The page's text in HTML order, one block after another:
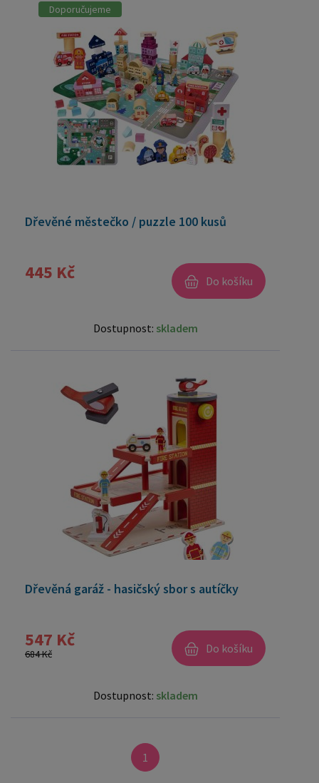
Doporučujeme
Dřevěné městečko / puzzle 100 kusů
445 Kč Do košíku
Dostupnost: skladem
Dřevěná garáž - hasičský sbor s autíčky
547 Kč
684 Kč Do košíku
Dostupnost: skladem
1